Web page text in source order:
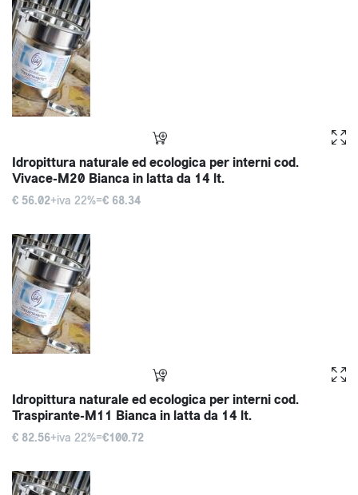
Idropittura naturale ed ecologica per interni cod.
Vivace-M20 Bianca in latta da 14 lt.
€ 56.02+iva 22%=€ 68.34
Idropittura naturale ed ecologica per interni cod.
Traspirante-M11 Bianca in latta da 14 lt.
€ 82.56+iva 22%=€100.72